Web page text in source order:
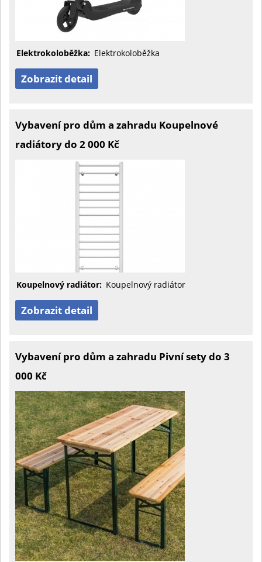
Elektrokoloběžka: Elektrokoloběžka
Zobrazit detail
Vybavení pro dům a zahradu Koupelnové
radiátory do 2 000 Kč
Koupelnový radiátor: Koupelnový radiátor
Zobrazit detail
Vybavení pro dům a zahradu Pivní sety do 3
000 Kč